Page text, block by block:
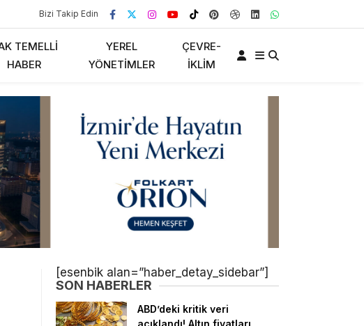
Bizi Takip Edin
TEMELLI
HABER
YEREL
YÖNETIMLER
ÇEVRE-
İKLIM
[esenbik alan=”haber_detay_sidebar”]
SON HABERLER
ABD’deki kritik veri